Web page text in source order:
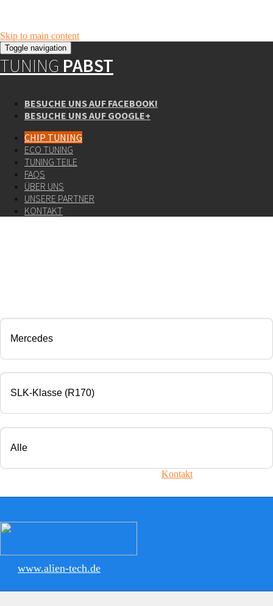
Skip to main content
Toggle navigation
TUNING PABST
BESUCHE UNS AUF FACEBOOK!
BESUCHE UNS AUF GOOGLE+
CHIP TUNING
ECO TUNING
TUNING TEILE
FAQS
ÜBER UNS
UNSERE PARTNER
KONTAKT
Kontakt
www.alien-tech.de